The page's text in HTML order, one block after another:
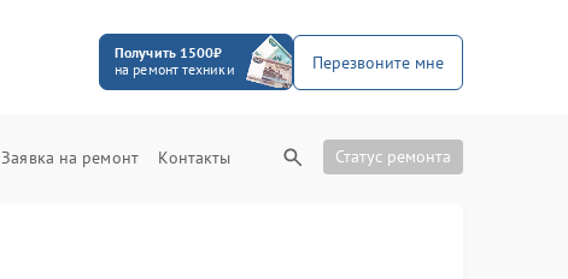
Получить 1500₽
на ремонт техники
Перезвоните мне
Заявка на ремонт Контакты Статус ремонта